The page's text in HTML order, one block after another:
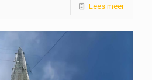
Lees meer